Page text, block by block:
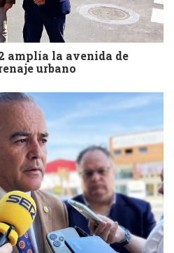
amplía la avenida de
urbano